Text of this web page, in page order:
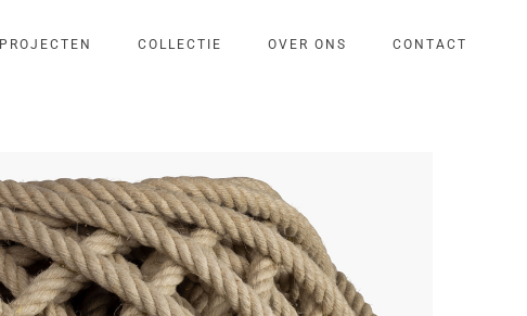
PROJECTEN COLLECTIE OVER ONS CONTACT